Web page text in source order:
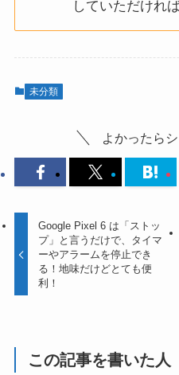
していただけれ
未分類
よかったら
Google Pixel 6 は「ストッ
プ」と言うだけで、タイマ
ーやアラームを停止でき
る！地味だけどとても便
利！
この記事を書いた人